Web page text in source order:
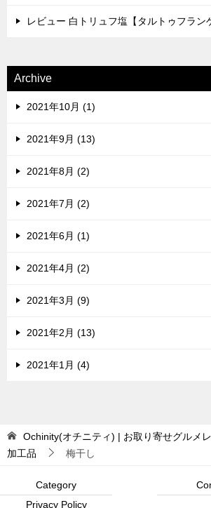
レビュー 白トリュフ塩【タルトゥフラン
Archive
2021年10月 (1)
2021年9月 (13)
2021年8月 (2)
2021年7月 (2)
2021年6月 (1)
2021年4月 (2)
2021年3月 (9)
2021年2月 (13)
2021年1月 (4)
Ochinity(オチニティ) | お取り寄せグルメ
加工品
梅干し
Category
Privacy Policy